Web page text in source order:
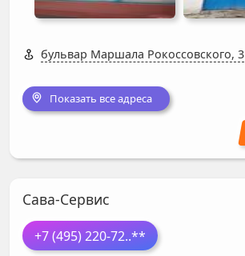
бульвар Маршала Рокоссовского, 3
Показать все адреса
Сава-Сервис
+7 (495) 220-72..**